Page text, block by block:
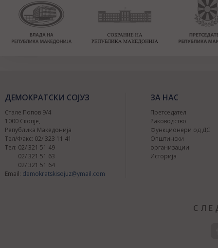
ДЕМОКРАТСКИ СОЈУЗ
Стале Попов 9/4
1000 Скопје,
Република Македонија
Тел/Факс: 02/ 323 11 41
Тел: 02/ 321 51 49
02/ 321 51 63
02/ 321 51 64
Email: demokratskisojuz@ymail.com
ЗА НАС
Претседател
Раководство
Функционери од ДС
Општински
организации
Историја